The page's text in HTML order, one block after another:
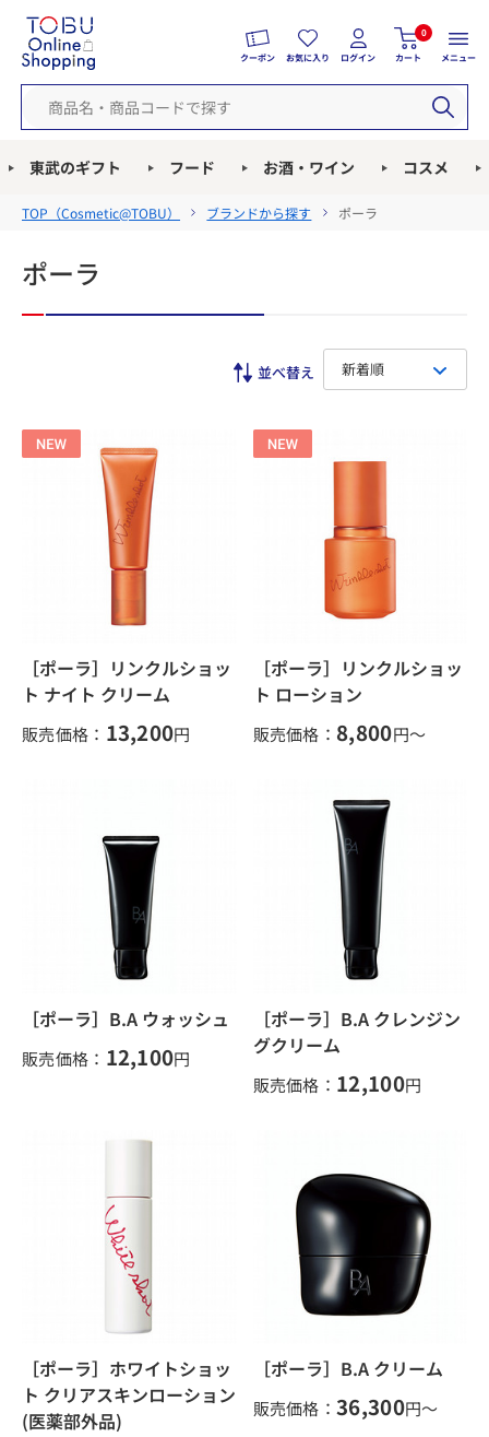
クーポン お気に入り ログイン
0
カート メニュー
東武のギフト フード お酒・ワイン コスメ
TOP（Cosmetic@TOBU） ブランドから探す ポーラ
ポーラ
新着順
［ポーラ］リンクルショッ
ト ナイト クリーム
販売価格： 13,200円
［ポーラ］リンクルショッ
ト ローション
販売価格： 8,800円～
［ポーラ］B.A ウォッシュ
販売価格： 12,100円
［ポーラ］B.A クレンジン
グクリーム
販売価格： 12,100円
［ポーラ］ホワイトショッ
ト クリアスキンローション
(医薬部外品)
［ポーラ］B.A クリーム
販売価格： 36,300円～